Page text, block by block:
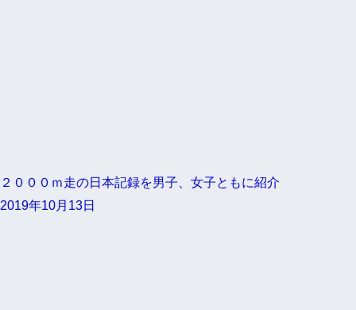
２０００ｍ走の日本記録を男子、女子ともに紹介
2019年10月13日